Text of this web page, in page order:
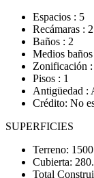
Espacios : 5
Recámaras : 2
Baños : 2
Medios baños
Zonificación
Pisos : 1
Antigüedad :
Crédito: No
SUPERFICIES
Terreno: 1500
Cubierta:
Total